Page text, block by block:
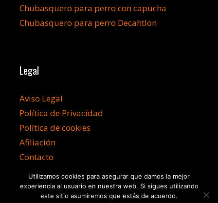
Chubasquero para perro con capucha
Chubasquero para perro Decahtlon
Legal
Aviso Legal
Política de Privacidad
Política de cookies
Afiliación
Contacto
Utilizamos cookies para asegurar que damos la mejor
experiencia al usuario en nuestra web. Si sigues utilizando
este sitio asumiremos que estás de acuerdo.